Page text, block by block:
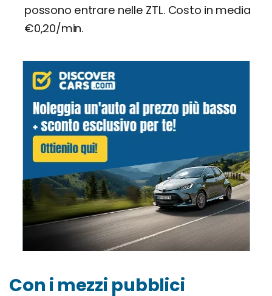
possono entrare nelle ZTL. Costo in media
€0,20/min.
Con i mezzi pubblici